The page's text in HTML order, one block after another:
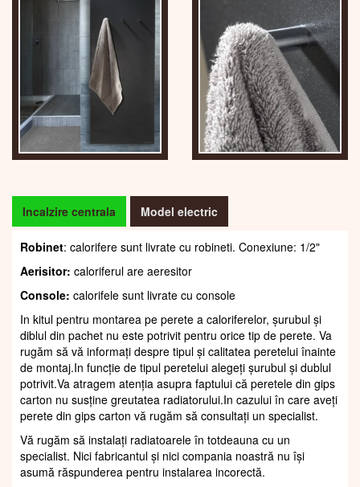
Incalzire centrala Model electric
Robinet: calorifere sunt livrate cu robineti. Conexiune: 1/2"
Aerisitor: caloriferul are aeresitor
Console: calorifele sunt livrate cu console
In kitul pentru montarea pe perete a caloriferelor, șurubul și
diblul din pachet nu este potrivit pentru orice tip de perete. Va
rugăm să vă informați despre tipul și calitatea peretelui înainte
de montaj.In funcție de tipul peretelui alegeți șurubul și dublul
potrivit.Va atragem atenția asupra faptului că peretele din gips
carton nu susține greutatea radiatorului.In cazului în care aveți
perete din gips carton vă rugăm să consultați un specialist.
Vă rugăm să instalați radiatoarele în totdeauna cu un
specialist. Nici fabricantul și nici compania noastră nu își
asumă răspunderea pentru instalarea incorectă.